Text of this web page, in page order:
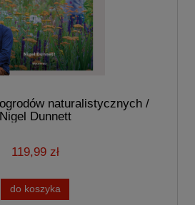
naturalistycznych /
Nigel Dunnett
119,99 zł
do koszyka